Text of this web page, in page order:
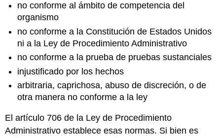
no conforme al ámbito de competencia del
organismo
no conforme a la Constitución de Estados Unidos
ni a la Ley de Procedimiento Administrativo
no conforme a la prueba de pruebas sustanciales
injustificado por los hechos
arbitraria, caprichosa, abuso de discreción, o de
otra manera no conforme a la ley
El artículo 706 de la Ley de Procedimiento
Administrativo establece esas normas. Si bien es